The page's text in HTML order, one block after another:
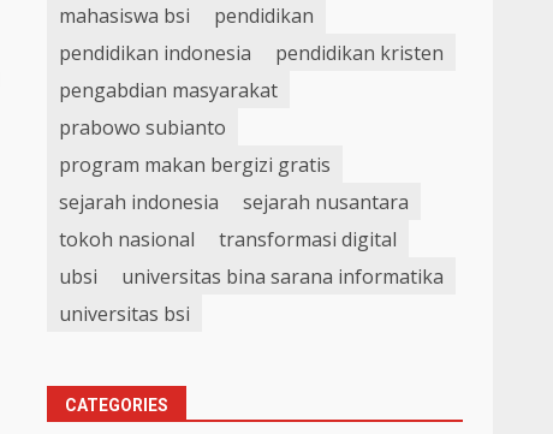
mahasiswa bsi
pendidikan
pendidikan indonesia
pendidikan kristen
pengabdian masyarakat
prabowo subianto
program makan bergizi gratis
sejarah indonesia
sejarah nusantara
tokoh nasional
transformasi digital
ubsi
universitas bina sarana informatika
universitas bsi
CATEGORIES